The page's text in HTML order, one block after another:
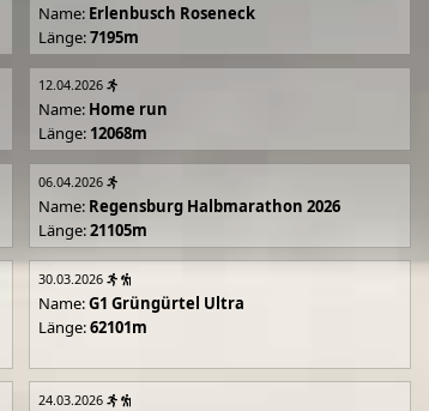
Name: Erlenbusch Roseneck
Länge:7195m
12.04.2026
Name: Home run
Länge: 12068m
06.04.2026
Name: Regensburg Halbmarathon 2026
Länge:21105m
30.03.2026
Name:G1 Grüngürtel Ultra
Länge:62101m
24.03.2026